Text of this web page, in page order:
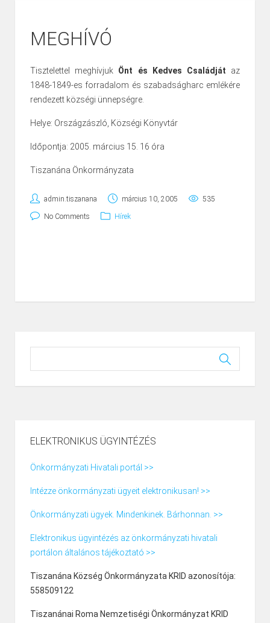
MEGHÍVÓ
Tisztelettel meghívjuk Önt és Kedves Családját az
1848-1849-es forradalom és szabadságharc emlékére
rendezett községi ünnepségre.
Helye: Országzászló, Községi Könyvtár
Időpontja: 2005. március 15. 16 óra
Tiszanána Önkormányzata
admin.tiszanana március 10, 2005 535
No Comments Hírek
ELEKTRONIKUS ÜGYINTÉZÉS
Önkormányzati Hivatali portál >>
Intézze önkormányzati ügyeit elektronikusan! >>
Önkormányzati ügyek. Mindenkinek. Bárhonnan. >>
Elektronikus ügyintézés az önkormányzati hivatali
portálon általános tájékoztató >>
Tiszanána Község Önkormányzata KRID azonosítója:
558509122
Tiszanánai Roma Nemzetiségi Önkormányzat KRID